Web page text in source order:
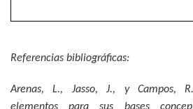
Referencias bibliográficas:
Arenas, L., Jasso, J., y Campos,